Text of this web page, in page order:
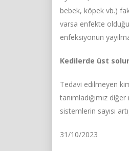
bebek, köpek vb.)
varsa enfekte
enfeksiyonun
Kedilerde üst
Tedavi edilmeyen
tanımladığımız
sistemlerin sayısı
31/10/2023